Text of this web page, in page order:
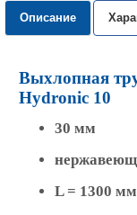
Описание
Выхлопная
Hydronic 10
30 мм
L = 1300 мм